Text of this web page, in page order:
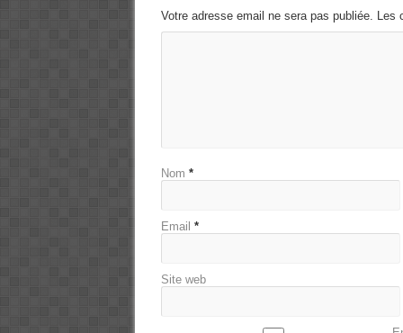
Votre adresse email ne sera pas publiée.
Nom *
Email *
Site web